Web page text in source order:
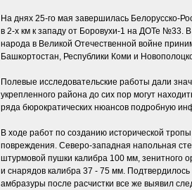
На днях 25-го мая завершилась Белорусско-
в 2-х км к западу от Боровухи-1 на ДОТе №33.
народа в Великой Отечественной войне
Башкортостан, Республики Коми и
Полевые исследовательские работы дали
укрепленного района до сих пор могут
ряда бюрократических нюансов подробную
В ходе работ по созданию исторической
повреждения. Северо-западная напольная
штурмовой пушки калибра 100 мм, зенитного
и снарядов калибра 37 - 75 мм.
амбразуры после расчистки все же выявил